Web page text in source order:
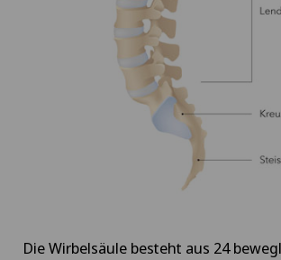
Die Wirbelsäule besteht aus 24